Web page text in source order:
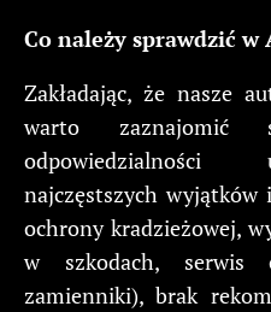
Co należy sprawdzić w
Zakładając, że nasze
warto zaznajomić
odpowiedzialności
najczęstszych wyjątków
ochrony kradzieżowej,
w szkodach, serwis
zamienniki), brak